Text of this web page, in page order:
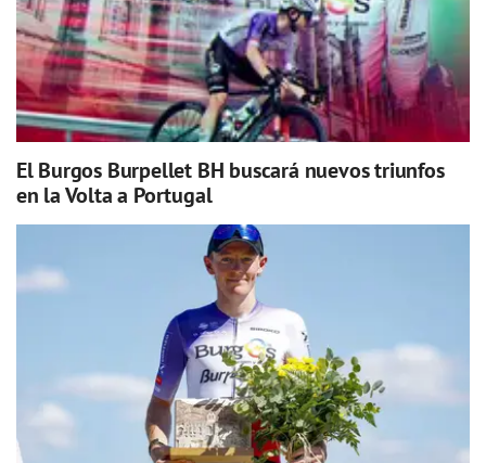
El Burgos Burpellet BH buscará nuevos triunfos
en la Volta a Portugal